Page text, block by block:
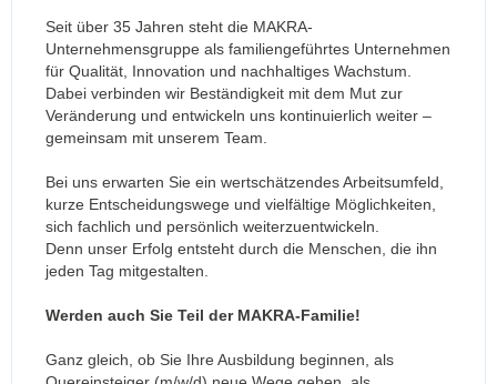
Seit über 35 Jahren steht die MAKRA-
Unternehmensgruppe als familiengeführtes Unternehmen
für Qualität, Innovation und nachhaltiges Wachstum.
Dabei verbinden wir Beständigkeit mit dem Mut zur
Veränderung und entwickeln uns kontinuierlich weiter –
gemeinsam mit unserem Team.
Bei uns erwarten Sie ein wertschätzendes Arbeitsumfeld,
kurze Entscheidungswege und vielfältige Möglichkeiten,
sich fachlich und persönlich weiterzuentwickeln.
Denn unser Erfolg entsteht durch die Menschen, die ihn
jeden Tag mitgestalten.
Werden auch Sie Teil der MAKRA-Familie!
Ganz gleich, ob Sie Ihre Ausbildung beginnen, als